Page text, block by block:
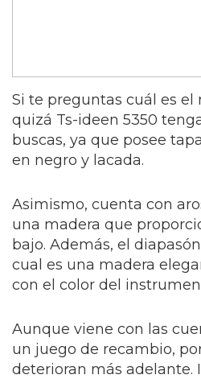
Si te preguntas cuál es el
quizá Ts-ideen 5350
buscas, ya que posee
en negro y lacada.
Asimismo, cuenta con
una madera que
bajo. Además, el
cual es una madera
con el color del
Aunque viene con las
un juego de recambio,
deterioran más adelante.